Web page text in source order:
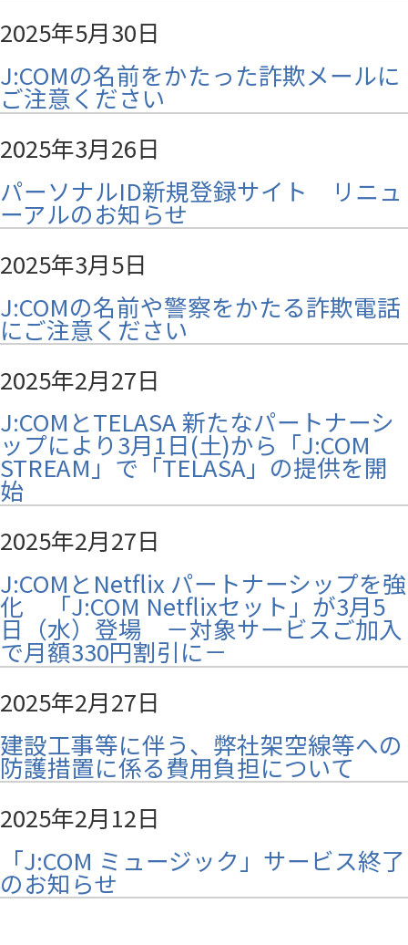
2025年5月30日
J:COMの名前をかたった詐欺メールに
ご注意ください
2025年3月26日
パーソナルID新規登録サイト リニュ
ーアルのお知らせ
2025年3月5日
J:COMの名前や警察をかたる詐欺電話
にご注意ください
2025年2月27日
J:COMとTELASA 新たなパートナーシ
ップにより3月1日(土)から「J:COM
STREAM」で「TELASA」の提供を開
始
2025年2月27日
J:COMとNetflix パートナーシップを強
化 「J:COM Netflixセット」が3月5
日（水）登場 －対象サービスご加入
で月額330円割引に－
2025年2月27日
建設工事等に伴う、弊社架空線等への
防護措置に係る費用負担について
2025年2月12日
「J:COM ミュージック」サービス終了
のお知らせ